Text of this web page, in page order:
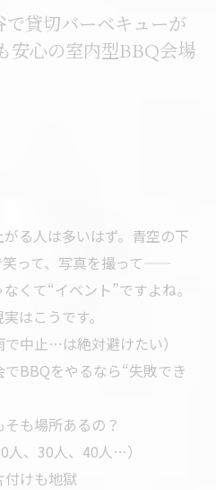
で貸切バーベキューが
安心の室内型BBQ会場
る人は多いはず。青空の下
笑って、写真を撮って——
くて“イベント”ですよね。
はこうです。
中止…は絶対避けたい）
BBQをやるなら“失敗でき
も場所あるの？
人、30人、40人…）
けも地獄